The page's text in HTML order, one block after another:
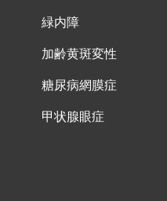
緑内障
加齢黄斑変性
糖尿病網膜症
甲状腺眼症